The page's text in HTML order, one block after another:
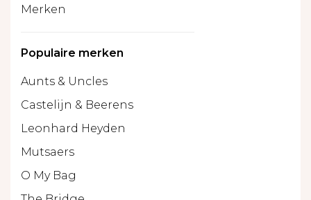
Merken
Populaire merken
Aunts & Uncles
Castelijn & Beerens
Leonhard Heyden
Mutsaers
O My Bag